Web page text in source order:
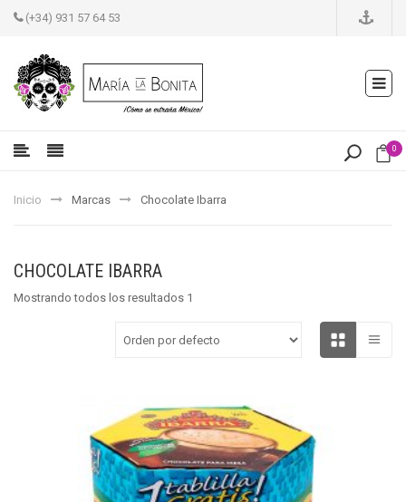
(+34) 931 57 64 53
0
Inicio Marcas Chocolate Ibarra
CHOCOLATE IBARRA
Mostrando todos los resultados 1